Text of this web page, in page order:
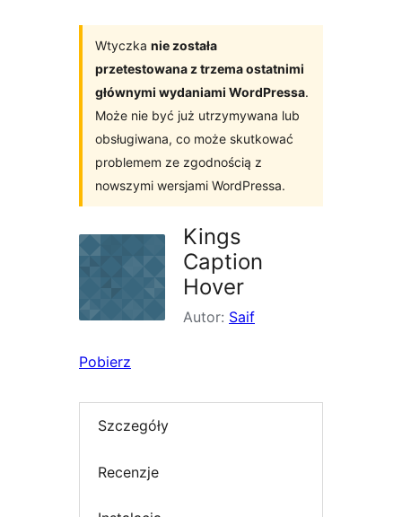
Wtyczka nie została
przetestowana z trzema ostatnimi
głównymi wydaniami WordPressa.
Może nie być już utrzymywana lub
obsługiwana, co może skutkować
problemem ze zgodnością z
nowszymi wersjami WordPressa.
Kings
Caption
Hover
Autor: Saif
Pobierz
Szczegóły
Recenzje